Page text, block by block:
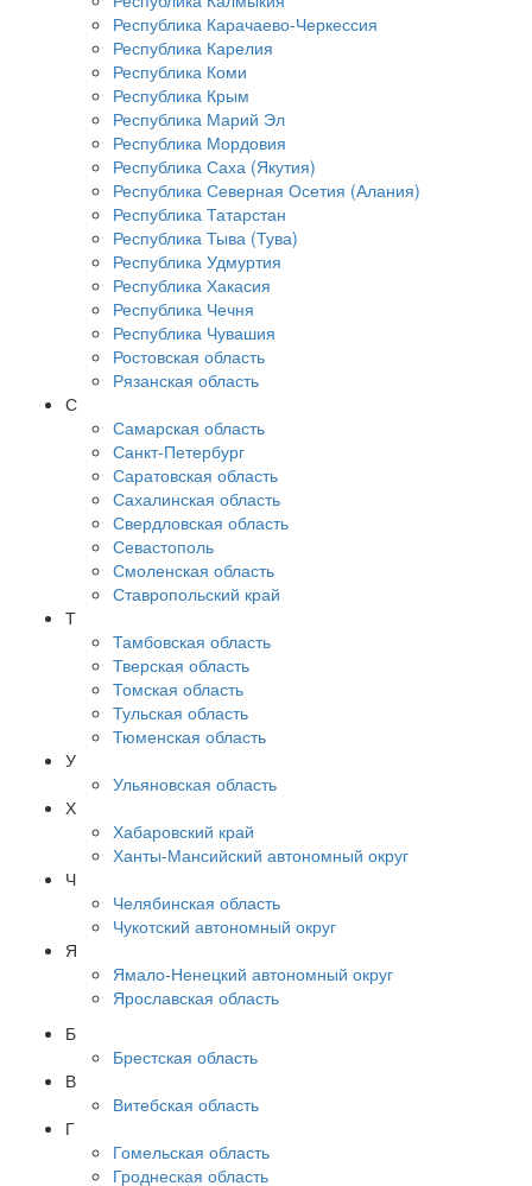
Республика Карачаево-Черкессия
Республика Карелия
Республика Коми
Республика Крым
Республика Марий Эл
Республика Мордовия
Республика Саха (Якутия)
Республика Северная Осетия (Алания)
Республика Татарстан
Республика Тыва (Тува)
Республика Удмуртия
Республика Хакасия
Республика Чечня
Республика Чувашия
Ростовская область
Рязанская область
С
Самарская область
Санкт-Петербург
Саратовская область
Сахалинская область
Свердловская область
Севастополь
Смоленская область
Ставропольский край
Т
Тамбовская область
Тверская область
Томская область
Тульская область
Тюменская область
У
Ульяновская область
Х
Хабаровский край
Ханты-Мансийский автономный округ
Ч
Челябинская область
Чукотский автономный округ
Я
Ямало-Ненецкий автономный округ
Ярославская область
Б
Брестская область
В
Витебская область
Г
Гомельская область
Гроднеская область